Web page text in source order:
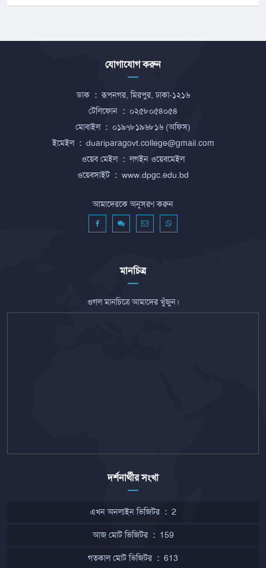
যোগাযোগ করুন
ডাক : রূপনগর, মিরপুর, ঢাকা-১২১৬
টেলিফোন : ০২৫৮০৫৪০৫৪
মোবাইল : ০১৯৭৮১৯৬৮১৬ (অফিস)
ইমেইল : duariparagovt.college@gmail.com
ওয়েব মেইল : লগইন ওয়েবমেইল
ওয়েবসাইট : www.dpgc.edu.bd
আমাদেরকে অনুসরণ করুন
মানচিত্র
গুগল মানচিত্রে আমাদের খুঁজুন।
দর্শনার্থীর সংখা
এখন অনলাইন ভিজিটর : 2
আজ মোট ভিজিটর : 159
গতকাল মোট ভিজিটর : 613